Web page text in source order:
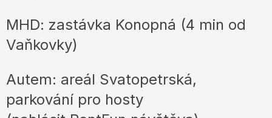
MHD: zastávka Konopná (4 min od
Vaňkovky)
Autem: areál Svatopetrská,
parkování pro hosty